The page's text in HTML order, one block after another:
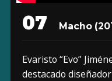
07 Macho
Evaristo “Evo”
destacado